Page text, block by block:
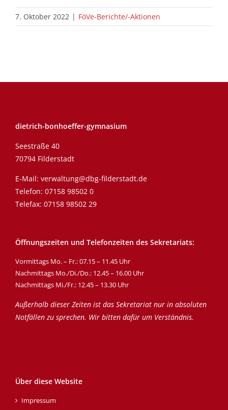
7. Oktober 2022 | FöVe-Berichte/-Aktionen
dietrich-bonhoeffer-gymnasium
Seestraße 40
70794 Filderstadt
E-Mail: verwaltung@dbg-filderstadt.de
Telefon: 07158 98502 0
Telefax: 07158 98502 29
Öffnungszeiten und Telefonzeiten des Sekretariats:
Vormittags Mo. – Fr.: 07.15 – 11.45 Uhr
Nachmittags Mo./Di./Do.: 12.45 – 16.00 Uhr
Nachmittags Mi./Fr.: 12.45 – 13.30 Uhr
Außerhalb dieser Zeiten ist das Sekretariat nur in absoluten
Notfällen zu sprechen. Wir bitten dafür um Verständnis.
Über diese Website
Impressum